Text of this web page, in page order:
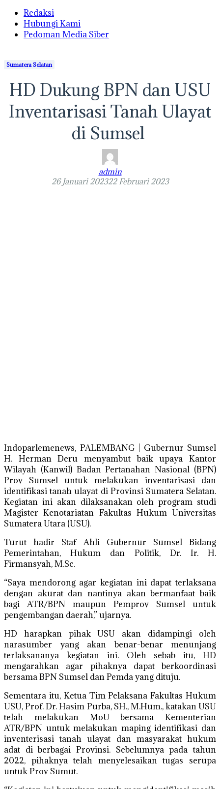
Redaksi
Hubungi Kami
Pedoman Media Siber
Sumatera Selatan
HD Dukung BPN dan USU
Inventarisasi Tanah Ulayat
di Sumsel
admin
26 Januari 202322 Februari 2023
Indoparlemenews, PALEMBANG | Gubernur Sumsel
H. Herman Deru menyambut baik upaya Kantor
Wilayah (Kanwil) Badan Pertanahan Nasional (BPN)
Prov Sumsel untuk melakukan inventarisasi dan
identifikasi tanah ulayat di Provinsi Sumatera Selatan.
Kegiatan ini akan dilaksanakan oleh program studi
Magister Kenotariatan Fakultas Hukum Universitas
Sumatera Utara (USU).
Turut hadir Staf Ahli Gubernur Sumsel Bidang
Pemerintahan, Hukum dan Politik, Dr. Ir. H.
Firmansyah, M.Sc.
“Saya mendorong agar kegiatan ini dapat terlaksana
dengan akurat dan nantinya akan bermanfaat baik
bagi ATR/BPN maupun Pemprov Sumsel untuk
pengembangan daerah,” ujarnya.
HD harapkan pihak USU akan didampingi oleh
narasumber yang akan benar-benar menunjang
terlaksananya kegiatan ini. Oleh sebab itu, HD
mengarahkan agar pihaknya dapat berkoordinasi
bersama BPN Sumsel dan Pemda yang dituju.
Sementara itu, Ketua Tim Pelaksana Fakultas Hukum
USU, Prof. Dr. Hasim Purba, SH., M.Hum., katakan USU
telah melakukan MoU bersama Kementerian
ATR/BPN untuk melakukan maping identifikasi dan
inventerisasi tanah ulayat dan masyarakat hukum
adat di berbagai Provinsi. Sebelumnya pada tahun
2022, pihaknya telah menyelesaikan tugas serupa
untuk Prov Sumut.